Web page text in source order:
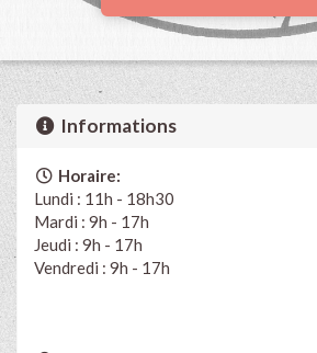
Informations
Horaire:
Lundi : 11h - 18h30
Mardi : 9h - 17h
Jeudi : 9h - 17h
Vendredi : 9h - 17h